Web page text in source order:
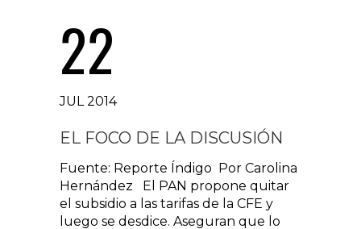
22
JUL 2014
EL FOCO DE LA DISCUSIÓN
Fuente: Reporte Índigo Por Carolina
Hernández El PAN propone quitar
el subsidio a las tarifas de la CFE y
luego se desdice. Aseguran que lo